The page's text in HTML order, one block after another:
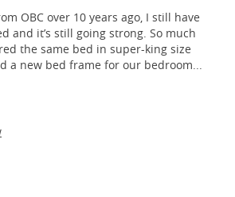
OBC over 10 years ago, I still have
and it’s still going strong. So much
the same bed in super-king size
a new bed frame for our bedroom...